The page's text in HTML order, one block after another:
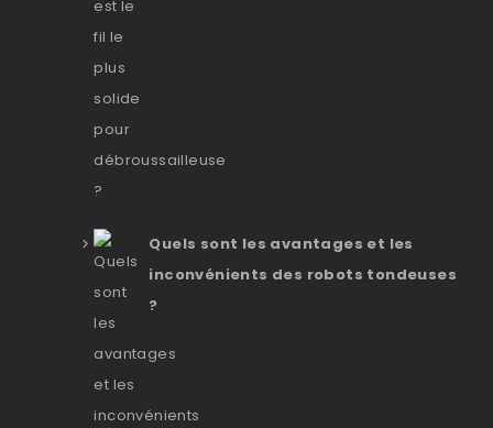
Quels sont les avantages et les
inconvénients des robots tondeuses
?